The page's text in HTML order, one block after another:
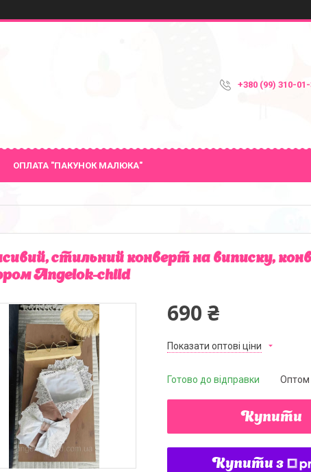
+380 (99) 310-
ОПЛАТА "ПАКУНОК МАЛЮКА"
стильний конверт на виписку,
Angelok-child
690 ₴
Показати оптові ціни
Готово до відправки Оптом
Купити
Купити з